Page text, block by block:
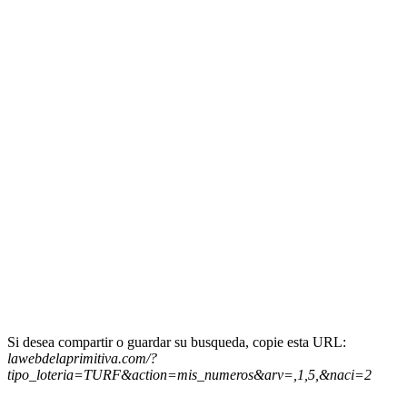
Si desea compartir o guardar su busqueda, copie esta URL:
lawebdelaprimitiva.com/?
tipo_loteria=TURF&action=mis_numeros&arv=,1,5,&naci=2